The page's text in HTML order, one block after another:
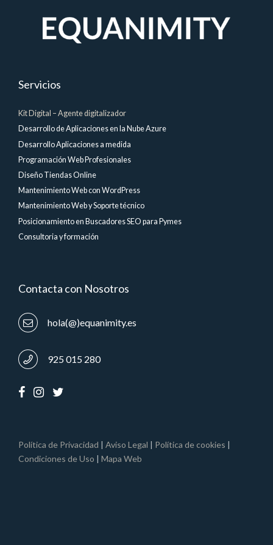
Servicios
Kit Digital – Agente digitalizador
Desarrollo de Aplicaciones en la Nube Azure
Desarrollo Aplicaciones a medida
Programación Web Profesionales
Diseño Tiendas Online
Mantenimiento Web con WordPress
Mantenimiento Web y Soporte técnico
Posicionamiento en Buscadores SEO para Pymes
Consultoria y formación
Contacta con Nosotros
hola(@)equanimity.es
925 015 280
Política de Privacidad | Aviso Legal | Política de cookies |
Condiciones de Uso | Mapa Web